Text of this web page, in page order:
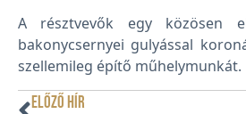
A résztvevők egy közösen
bakonycsernyei gulyással
szellemileg építő műhelymunkát.
ELŐZŐ HÍR